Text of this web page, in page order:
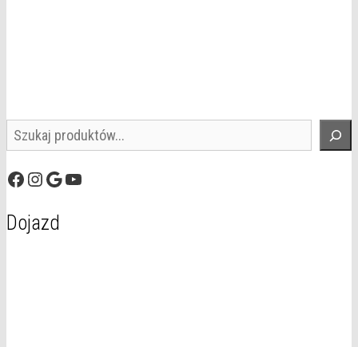
Szukaj
Facebook
Instagram
GoogleYouTube
Dojazd